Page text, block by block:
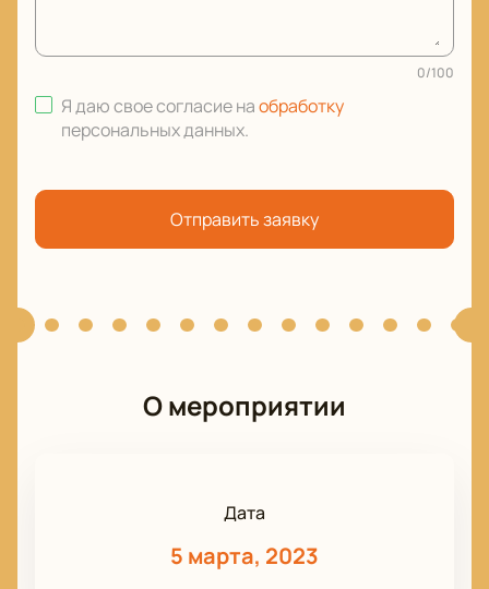
0/100
Я даю свое согласие наобработку
персональных данных.
Отправить заявку
О мероприятии
Дата
5 марта, 2023